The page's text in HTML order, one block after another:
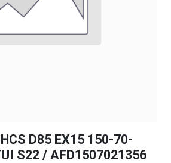
D85 EX15 150-70-
S22 / AFD1507021356